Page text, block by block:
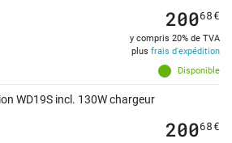
Disponible
20068€
y compris 20% de TVA
plus frais d'expédition
WD19S incl. 130W chargeur
20068€